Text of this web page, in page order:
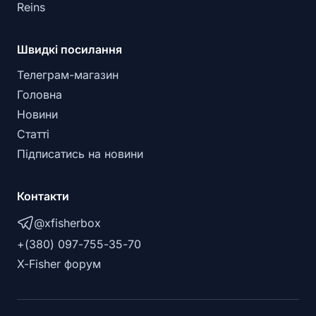
Reins
Швидкі посилання
Телеграм-магазин
Головна
Новини
Статті
Підписатись на новини
Контакти
@xfisherbox
+(380) 097-755-35-70
X-Fisher форум